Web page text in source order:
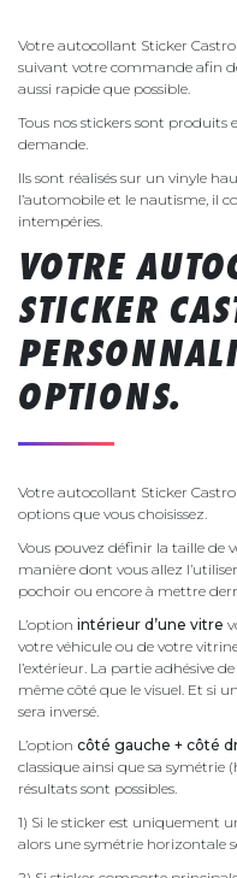
Votre autocollant Sticker
suivant votre commande afin
aussi rapide que possible.
Tous nos stickers sont produits
demande.
Ils sont réalisés sur un vinyle
l’automobile et le nautisme, il
intempéries.
VOTRE
STICKER
OPTIONS.
Votre autocollant Sticker
options que vous choisissez.
Vous pouvez définir la taille de
manière dont vous allez
pochoir ou encore à mettre
L’option intérieur d’une vitre
votre véhicule ou de votre
l’extérieur. La partie adhésive
même côté que le visuel. Et si
sera inversé.
L’option côté gauche + côté
classique ainsi que sa
résultats sont possibles.
1) Si le sticker est uniquement
alors une symétrie horizontale